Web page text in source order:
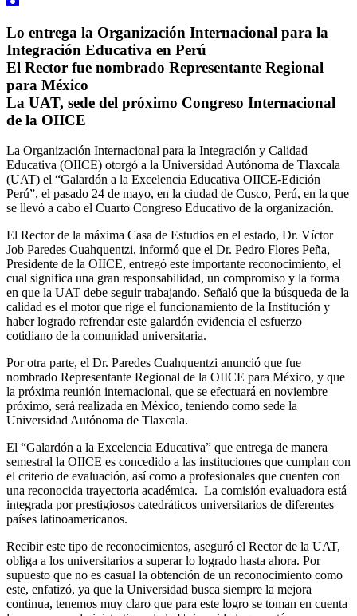
Lo entrega la Organización Internacional para la
Integración Educativa en Perú
El Rector fue nombrado Representante Regional
para México
La UAT, sede del próximo Congreso Internacional
de la OIICE
La Organización Internacional para la Integración y Calidad
Educativa (OIICE) otorgó a la Universidad Autónoma de Tlaxcala
(UAT) el “Galardón a la Excelencia Educativa OIICE-Edición
Perú”, el pasado 24 de mayo, en la ciudad de Cusco, Perú, en la que
se llevó a cabo el Cuarto Congreso Educativo de la organización.
El Rector de la máxima Casa de Estudios en el estado, Dr. Víctor
Job Paredes Cuahquentzi, informó que el Dr. Pedro Flores Peña,
Presidente de la OIICE, entregó este importante reconocimiento, el
cual significa una gran responsabilidad, un compromiso y la forma
en que la UAT debe seguir trabajando. Señaló que la búsqueda de la
calidad es el motor que rige el funcionamiento de la Institución y
haber logrado refrendar este galardón evidencia el esfuerzo
cotidiano de la comunidad universitaria.
Por otra parte, el Dr. Paredes Cuahquentzi anunció que fue
nombrado Representante Regional de la OIICE para México, y que
la próxima reunión internacional, que se efectuará en noviembre
próximo, será realizada en México, teniendo como sede la
Universidad Autónoma de Tlaxcala.
El “Galardón a la Excelencia Educativa” que entrega de manera
semestral la OIICE es concedido a las instituciones que cumplan con
el criterio de evaluación, así como a profesionales que cuenten con
una reconocida trayectoria académica. La comisión evaluadora está
integrada por prestigiosos catedráticos universitarios de diferentes
países latinoamericanos.
Recibir este tipo de reconocimientos, aseguró el Rector de la UAT,
obliga a los universitarios a superar lo logrado hasta ahora. Por
supuesto que no es casual la obtención de un reconocimiento como
este, enfatizó, ya que la Universidad busca siempre la mejora
continua, tenemos muy claro que para este logro se toman en cuenta